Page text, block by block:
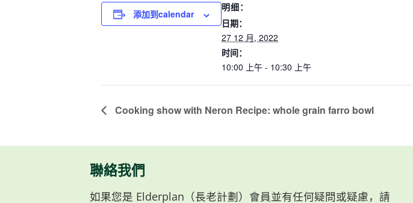
添加到calendar
明细：
日期：
27 12 月, 2022
时间：
10:00 上午 - 10:30 上午
Cooking show with Neron Recipe: whole grain farro bowl
聯絡我們
如果您是 Elderplan（長老計劃）會員並有任何疑問或疑慮，請